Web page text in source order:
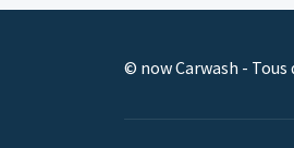
© now Carwash - Tous